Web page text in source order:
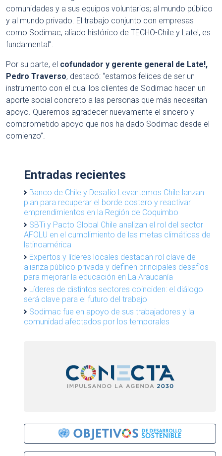
comunidades y a sus equipos voluntarios; al mundo público
y al mundo privado. El trabajo conjunto con empresas
como Sodimac, aliado histórico de TECHO-Chile y Late!, es
fundamental”.
Por su parte, el cofundador y gerente general de Late!,
Pedro Traverso, destacó: “estamos felices de ser un
instrumento con el cual los clientes de Sodimac hacen un
aporte social concreto a las personas que más necesitan
apoyo. Queremos agradecer nuevamente el sincero y
comprometido apoyo que nos ha dado Sodimac desde el
comienzo”.
Entradas recientes
Banco de Chile y Desafío Levantemos Chile lanzan
plan para recuperar el borde costero y reactivar
emprendimientos en la Región de Coquimbo
SBTi y Pacto Global Chile analizan el rol del sector
AFOLU en el cumplimiento de las metas climáticas de
latinoamérica
Expertos y líderes locales destacan rol clave de
alianza público-privada y definen principales desafíos
para mejorar la educación en La Araucanía
Líderes de distintos sectores coinciden: el diálogo
será clave para el futuro del trabajo
Sodimac fue en apoyo de sus trabajadores y la
comunidad afectados por los temporales